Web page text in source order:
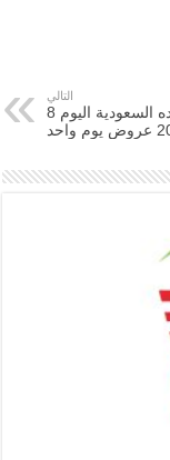
التالي
عروض هايبر بنده السعودية اليوم 8